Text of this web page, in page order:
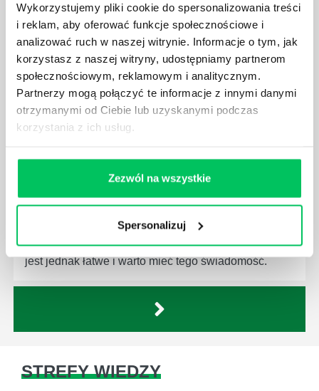
Wykorzystujemy pliki cookie do spersonalizowania treści
i reklam, aby oferować funkcje społecznościowe i
analizować ruch w naszej witrynie. Informacje o tym, jak
korzystasz z naszej witryny, udostępniamy partnerom
społecznościowym, reklamowym i analitycznym.
Partnerzy mogą połączyć te informacje z innymi danymi
otrzymanymi od Ciebie lub uzyskanymi podczas
korzystania z ich usług.
Zezwól na wszystkie
Spersonalizuj
KOMPETENCJE MENEDŻERSKIE?
Menedżer to niezwykle ważne stanowisko w każdej
firmie. Osoba je pełniąca jest w pełni odpowiedzialna
za realizację działań podległych mu osób oraz
działu.
JAKĄ METODĘ ZARZĄDZANIA POWINIEN ZNAĆ
się niezwykle przydatne. Zarządzanie zasobami
ludzkimi oraz poszczególnymi etapami projektu nie
jest jednak łatwe i warto mieć tego świadomość.
STREFY WIEDZY